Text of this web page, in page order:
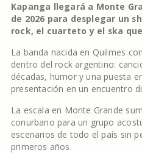
Kapanga llegará a Monte
de 2026 para desplegar un
rock, el cuarteto y el ska
La banda nacida en Quilmes
dentro del rock argentino:
décadas, humor y una puesta
presentación en un encuentro
La escala en Monte Grande
conurbano para un grupo
escenarios de todo el país sin
primeros años.